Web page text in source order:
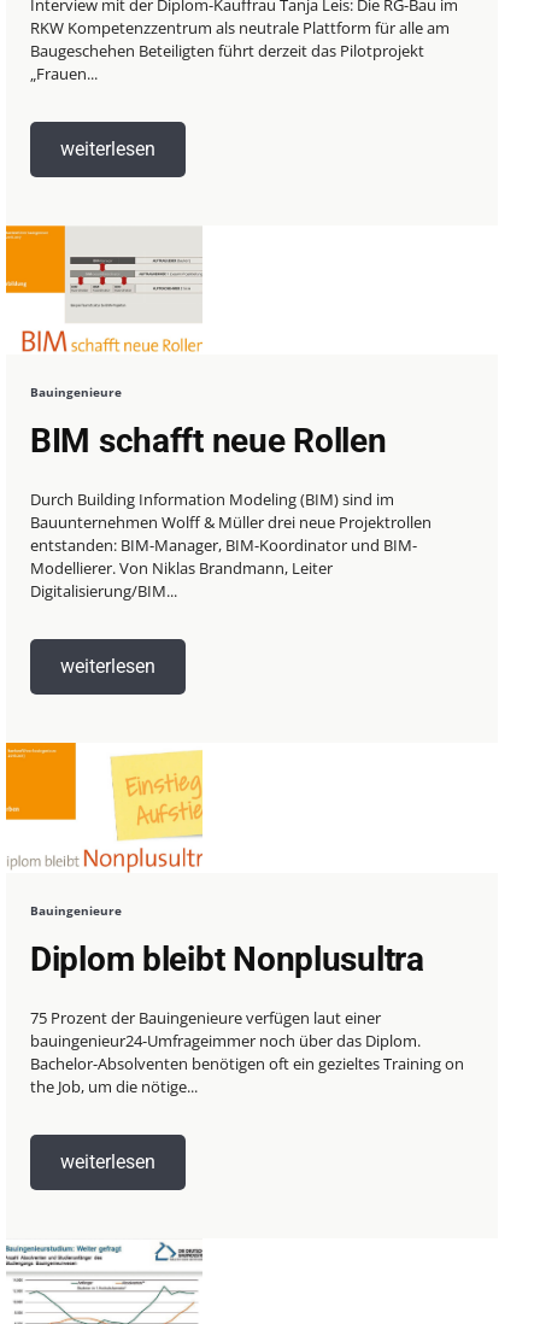
RKW Kompetenzzentrum als neutrale Plattform für alle am
Baugeschehen Beteiligten führt derzeit das Pilotprojekt
„Frauen...
weiterlesen
Bauingenieure
BIM schafft neue Rollen
Durch Building Information Modeling (BIM) sind im
Bauunternehmen Wolff & Müller drei neue Projektrollen
entstanden: BIM-Manager, BIM-Koordinator und BIM-
Modellierer. Von Niklas Brandmann, Leiter
Digitalisierung/BIM...
weiterlesen
Bauingenieure
Diplom bleibt Nonplusultra
75 Prozent der Bauingenieure verfügen laut einer
bauingenieur24-Umfrageimmer noch über das Diplom.
Bachelor-Absolventen benötigen oft ein gezieltes Training on
the Job, um die nötige...
weiterlesen